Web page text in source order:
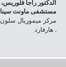
مستشفى ماونت
مركز ميموريال
هارفارد .